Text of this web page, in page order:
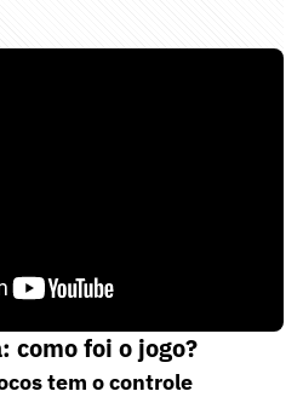
como foi o jogo?
tem o controle